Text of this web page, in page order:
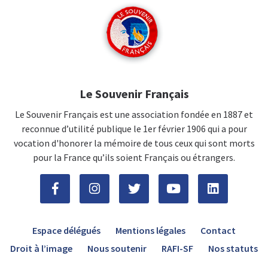
Le Souvenir Français
Le Souvenir Français est une association fondée en 1887 et
reconnue d’utilité publique le 1er février 1906 qui a pour
vocation d'honorer la mémoire de tous ceux qui sont morts
pour la France qu’ils soient Français ou étrangers.
Espace délégués Mentions légales
Contact
Droit à l’image
Nous soutenir RAFI-SF Nos statuts